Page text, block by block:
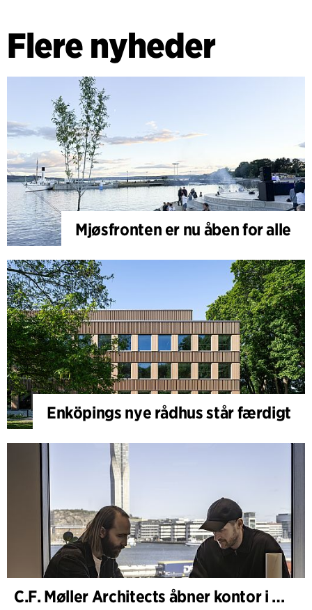
Flere nyheder
Mjøsfronten er nu åben for alle
Enköpings nye rådhus står færdigt
C.F. Møller Architects åbner kontor i Göteborg